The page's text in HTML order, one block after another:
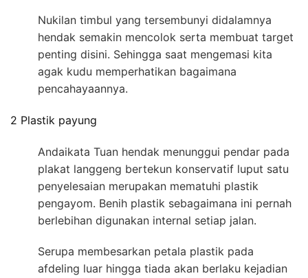
Nukilan timbul yang tersembunyi didalamnya
hendak semakin mencolok serta membuat target
penting disini. Sehingga saat mengemasi kita
agak kudu memperhatikan bagaimana
pencahayaannya.
2 Plastik payung
Andaikata Tuan hendak menunggui pendar pada
plakat langgeng bertekun konservatif luput satu
penyelesaian merupakan mematuhi plastik
pengayom. Benih plastik sebagaimana ini pernah
berlebihan digunakan internal setiap jalan.
Serupa membesarkan petala plastik pada
afdeling luar hingga tiada akan berlaku kejadian